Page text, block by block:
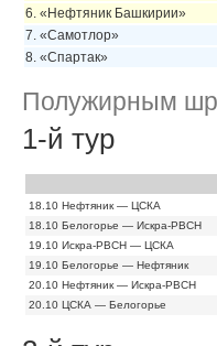
6. «Нефтяник Башкирии»
7. «Самотлор»
8. «Спартак»
Полужирным
1-й тур
18.10 Нефтяник — ЦСКА
18.10 Белогорье — Искра-РВСН
19.10 Искра-РВСН — ЦСКА
19.10 Белогорье — Нефтяник
20.10 Нефтяник — Искра-РВСН
20.10 ЦСКА — Белогорье